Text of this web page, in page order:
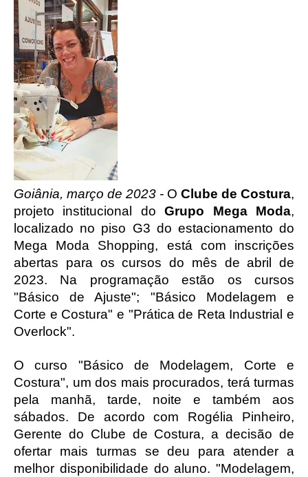
Goiânia, março de 2023 - O Clube de Costura,
projeto institucional do Grupo Mega Moda,
localizado no piso G3 do estacionamento do
Mega Moda Shopping, está com inscrições
abertas para os cursos do mês de abril de
2023. Na programação estão os cursos
"Básico de Ajuste"; "Básico Modelagem e
Corte e Costura" e "Prática de Reta Industrial e
Overlock".
O curso "Básico de Modelagem, Corte e
Costura", um dos mais procurados, terá turmas
pela manhã, tarde, noite e também aos
sábados. De acordo com Rogélia Pinheiro,
Gerente do Clube de Costura, a decisão de
ofertar mais turmas se deu para atender a
melhor disponibilidade do aluno. "Modelagem,